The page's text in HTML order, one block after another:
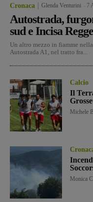
Cronaca Glenda Venturini 7
Autostrada,
sud e Incisa
Un altro mezzo in fiamme
Autostrada A1, nel tratto fra...
Calcio
Il
Michele
Monica